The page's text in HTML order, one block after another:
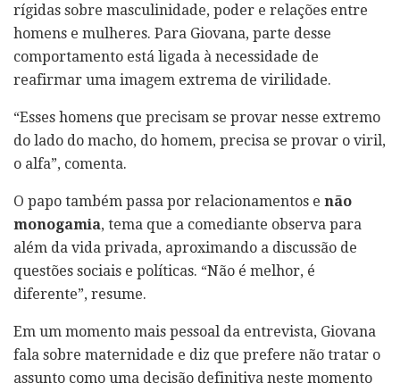
rígidas sobre masculinidade, poder e relações entre
homens e mulheres. Para Giovana, parte desse
comportamento está ligada à necessidade de
reafirmar uma imagem extrema de virilidade.
“Esses homens que precisam se provar nesse extremo
do lado do macho, do homem, precisa se provar o viril,
o alfa”, comenta.
O papo também passa por relacionamentos e não
monogamia, tema que a comediante observa para
além da vida privada, aproximando a discussão de
questões sociais e políticas. “Não é melhor, é
diferente”, resume.
Em um momento mais pessoal da entrevista, Giovana
fala sobre maternidade e diz que prefere não tratar o
assunto como uma decisão definitiva neste momento